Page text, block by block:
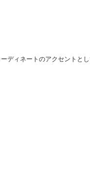
ディネートのアクセントとし